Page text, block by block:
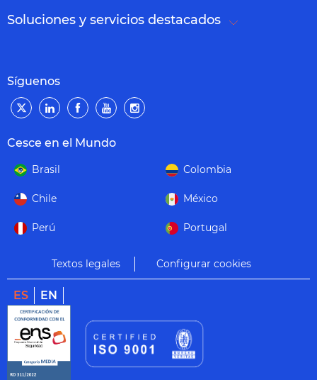
Soluciones y servicios destacados
Síguenos
Cesce en el Mundo
Brasil Colombia
Chile México
Perú Portugal
Textos legales Configurar cookies
ES EN